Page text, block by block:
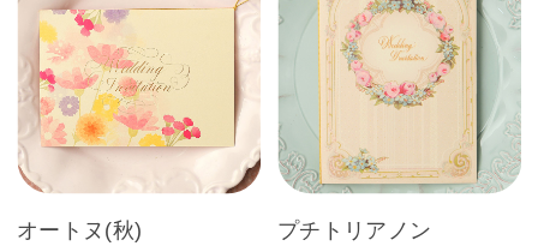
オートヌ(秋) プチトリアノン